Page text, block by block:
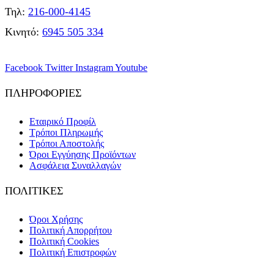
Τηλ: 216-000-4145
Κινητό: 6945 505 334
Facebook Twitter InstagramYoutube
ΠΛΗΡΟΦΟΡΙΕΣ
Εταιρικό Προφίλ
Τρόποι Πληρωμής
Τρόποι Αποστολής
Όροι Εγγύησης Προϊόντων
Ασφάλεια Συναλλαγών
ΠΟΛΙΤΙΚΕΣ
Όροι Χρήσης
Πολιτική Απορρήτου
Πολιτική Cookies
Πολιτική Επιστροφών